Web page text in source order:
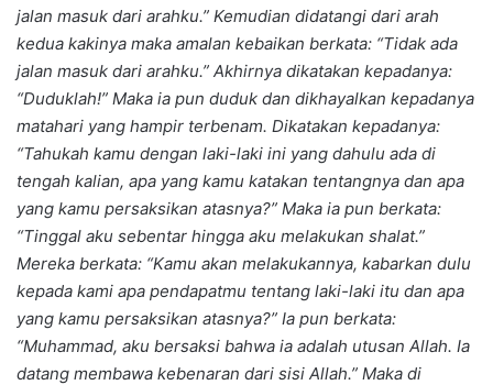
jalan masuk dari arahku.” Kemudian didatangi dari arah
kedua kakinya maka amalan kebaikan berkata: “Tidak ada
jalan masuk dari arahku.” Akhirnya dikatakan kepadanya:
“Duduklah!” Maka ia pun duduk dan dikhayalkan kepadanya
matahari yang hampir terbenam. Dikatakan kepadanya:
“Tahukah kamu dengan laki-laki ini yang dahulu ada di
tengah kalian, apa yang kamu katakan tentangnya dan apa
yang kamu persaksikan atasnya?” Maka ia pun berkata:
“Tinggal aku sebentar hingga aku melakukan shalat.”
Mereka berkata: “Kamu akan melakukannya, kabarkan dulu
kepada kami apa pendapatmu tentang laki-laki itu dan apa
yang kamu persaksikan atasnya?” Ia pun berkata:
“Muhammad, aku bersaksi bahwa ia adalah utusan Allah. Ia
datang membawa kebenaran dari sisi Allah.” Maka di